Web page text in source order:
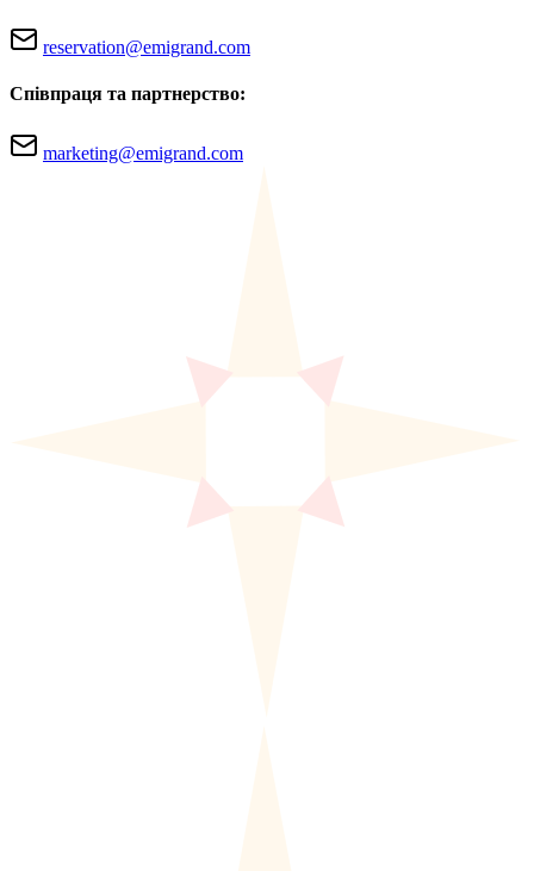
reservation@emigrand.com
Співпраця та партнерство:
marketing@emigrand.com